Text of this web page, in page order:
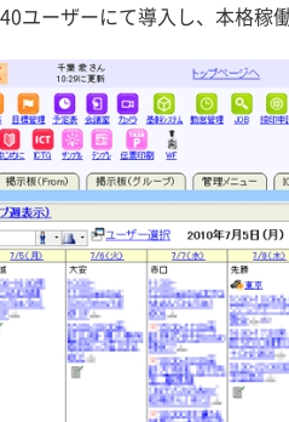
ユーザーにて導入し、本格稼